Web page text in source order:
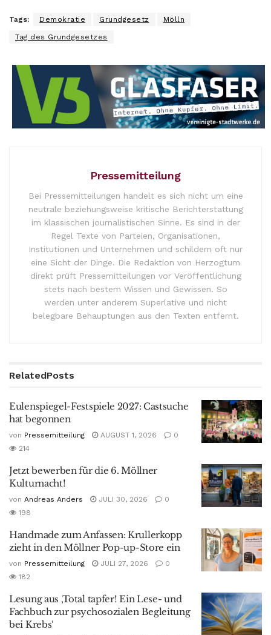
Tags: Demokratie Grundgesetz Mölln
Tag des Grundgesetzes
Pressemitteilung
Bei Pressemitteilungen handelt es sich nicht um eine
neutrale beziehungsweise kritische Berichterstattung
im klassischen journalistischen Sinne. Es sind in der
Regel Texte von Parteien, Organisationen,
Institutionen und Unternehmen und schildern oft nur
eine Sicht der Dinge. Die Redaktion von Herzogtum
direkt prüft Pressemitteilungen vor Veröffentlichung
stets nach bestem Wissen und Gewissen. So
werden unter anderem Superlative und nicht
belegbare Behauptungen aus den Texten entfernt.
RelatedPosts
Eulenspiegel-Festspiele 2027: Castsuche
hat begonnen
von Pressemitteilung AUGUST 1, 2026
0
214
Jetzt bewerben für die 6. Möllner
Kulturnacht!
von Andreas Anders JULI 30, 2026
0
198
Handmade zum Anfassen: Krullerkopp
zieht in den Möllner Pop-up-Store ein
von Pressemitteilung JULI 27, 2026
0
182
Lesung aus ‚Total tapfer! Ein Lese- und
Fachbuch zur psychosozialen Begleitung
bei Krebs‘